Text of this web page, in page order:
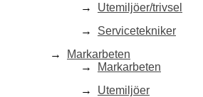
Utemiljöer/trivsel
Servicetekniker
Markarbeten
Markarbeten
Utemiljöer